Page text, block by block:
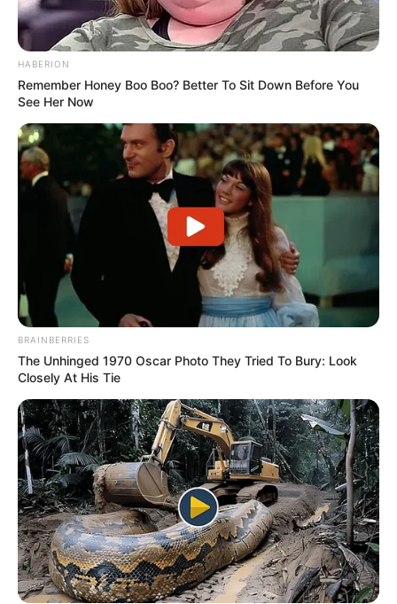
HABERION
Remember Honey Boo Boo? Better To Sit Down Before You
See Her Now
BRAINBERRIES
The Unhinged 1970 Oscar Photo They Tried To Bury: Look
Closely At His Tie